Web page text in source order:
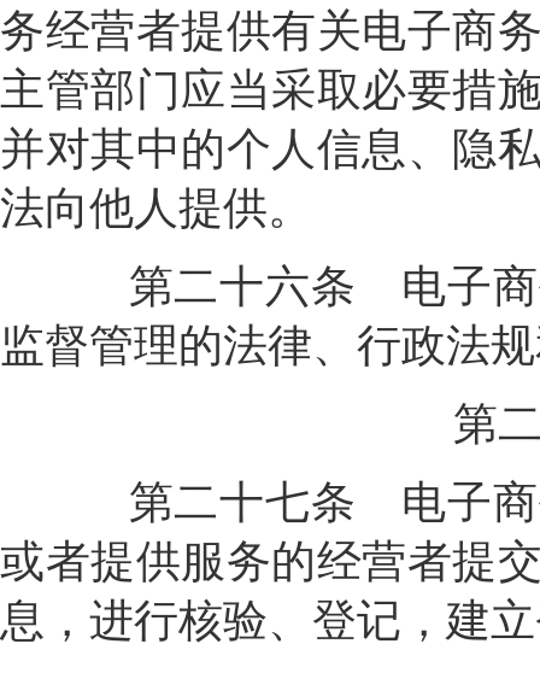
务经营者提供有关电子商
主管部门应当采取必要措
并对其中的个人信息、隐
法向他人提供。
第二十六条 电子
监督管理的法律、行政法
第
第二十七条 电子
或者提供服务的经营者提
息，进行核验、登记，建